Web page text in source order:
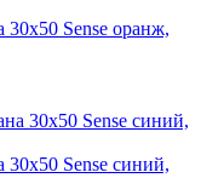
30х50 Sense оранж,
30х50 Sense синий,